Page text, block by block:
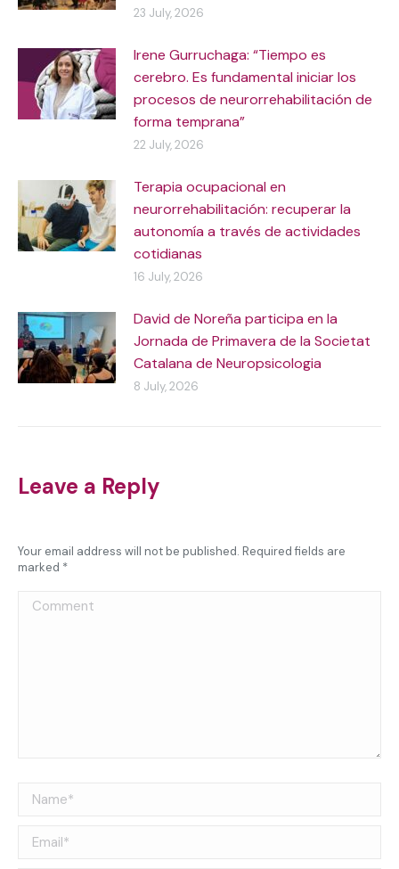
23 July, 2026
Irene Gurruchaga: “Tiempo es
cerebro. Es fundamental iniciar los
procesos de neurorrehabilitación de
forma temprana”
22 July, 2026
Terapia ocupacional en
neurorrehabilitación: recuperar la
autonomía a través de actividades
cotidianas
16 July, 2026
David de Noreña participa en la
Jornada de Primavera de la Societat
Catalana de Neuropsicologia
8 July, 2026
Leave a Reply
Your email address will not be published. Required fields are
marked *
Comment
Name *
Email *